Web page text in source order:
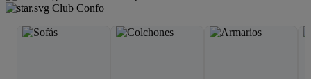
Club Confo